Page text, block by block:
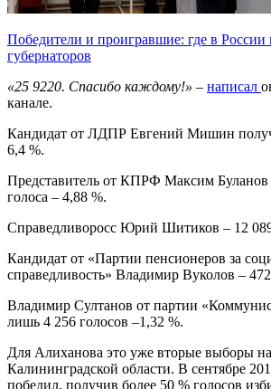
Победители и проигравшие: где в
губернаторов
«25 9220. Спасибо каждому!» – написал
канале.
Кандидат от ЛДПР Евгений Мишин
6,4 %.
Представитель от КПРФ Максим Буланов
голоса – 4,88 %.
Справедливоросс Юрий Шитиков – 12
Кандидат от «Партии пенсионеров за
справедливость» Владимир Вуколов –
Владимир Султанов от партии
лишь 4 256 голосов –1,32 %.
Для Алиханова это уже вторые выборы
Калининградской области. В сентябре
победил, получив более 50 % голосов